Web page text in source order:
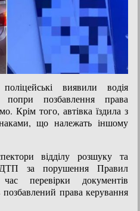
виявили водія
позбавлення права
Крім того, автівка їздила з
що належать іншому
відділу розшуку та
ДТП за порушення Правил
перевірки документів
позбавлений права керування